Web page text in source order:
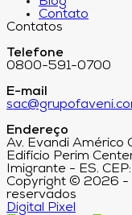
Contato
Contatos
Telefone
0800-591-0700
E-mail
Endereço
Av. Evandi Américo
Edifício Perim
Imigrante - ES.
Copyright © 2026 -
reservados
Digital Pixel